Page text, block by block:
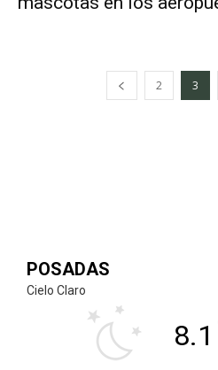
2 3
POSADAS
Cielo Claro
8.1